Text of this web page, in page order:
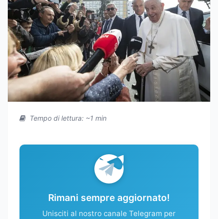
Tempo di lettura: ~1 min
Rimani sempre aggiornato!
Unisciti al nostro canale Telegram per